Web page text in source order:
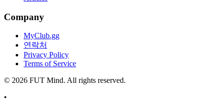
Company
MyClub.gg
연락처
Privacy Policy
Terms of Service
© 2026 FUT Mind. All rights reserved.
•